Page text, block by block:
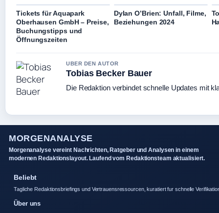
Tickets für Aquapark
Oberhausen GmbH – Preise,
Buchungstipps und
Öffnungszeiten
Dylan O’Brien: Unfall, Filme,
Beziehungen 2024
UBER DEN AUTOR
Tobias Becker Bauer
Die Redaktion verbindet schnelle Updates mit
MORGENANALYSE
Morgenanalyse vereint Nachrichten, Ratgeber und Analysen in einem
modernen Redaktionslayout. Laufend vom Redaktionsteam aktualisiert.
Beliebt
Tagliche Redaktionsbriefings und Vertrauensressourcen, kuratiert fur schnelle
Über uns